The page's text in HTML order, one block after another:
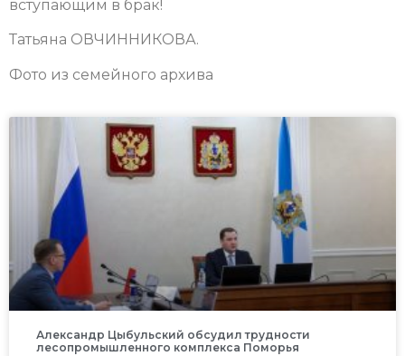
вступающим в брак!
Татьяна ОВЧИННИКОВА.
Фото из семейного архива
Александр Цыбульский обсудил трудности
лесопромышленного комплекса Поморья